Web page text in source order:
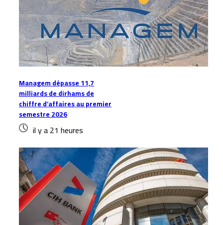
Managem dépasse 11,7
milliards de dirhams de
chiffre d’affaires au premier
semestre 2026
il y a 21 heures